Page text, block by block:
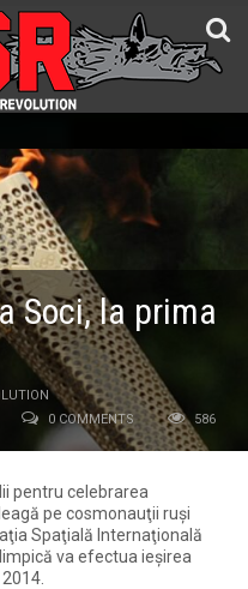
Soci, la prima
0 COMMENTS 586
pentru celebrarea
pe cosmonauţii ruşi
Spaţială Internaţională
va efectua ieşirea